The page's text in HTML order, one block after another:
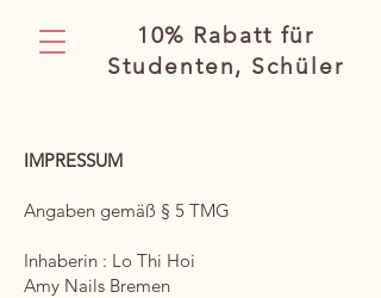
10% Rabatt für
Studenten, Schüler
IMPRESSUM
Angaben gemäß § 5 TMG
Inhaberin : Lo Thi Hoi
Amy Nails Bremen